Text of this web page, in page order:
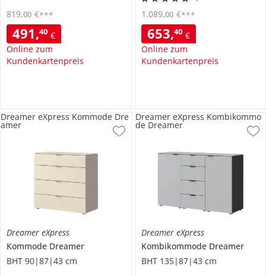
491,40 €
Online zum
Kundenkartenpreis
819,00 €***
653,40 €
Online zum
Kundenkartenpreis
1.089,00 €***
Dreamer eXpress
Kommode Dreamer
BHT 90|87|43 cm
Dreamer eXpress Kommode Dre
amer
Dreamer eXpress
Kombikommode Dreamer
BHT 135|87|43 cm
Dreamer eXpress Kombikommo
de Dreamer